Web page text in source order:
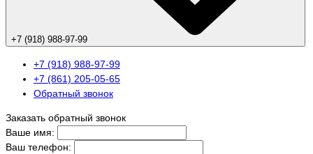
+7 (918) 988-97-99
+7 (918) 988-97-99
+7 (861) 205-05-65
Обратный звонок
Заказать обратный звонок
Ваше имя:
Ваш телефон: